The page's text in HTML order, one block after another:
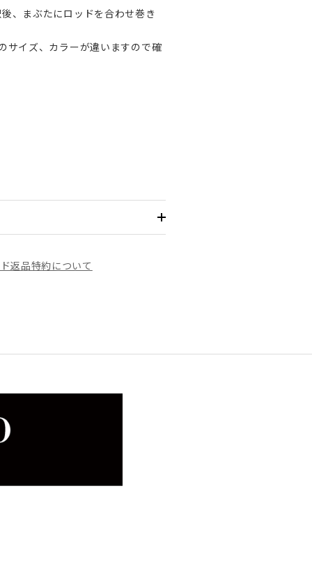
、まぶたにロッドを合わせ巻き
サイズ、カラーが違いますので確
返品特約について